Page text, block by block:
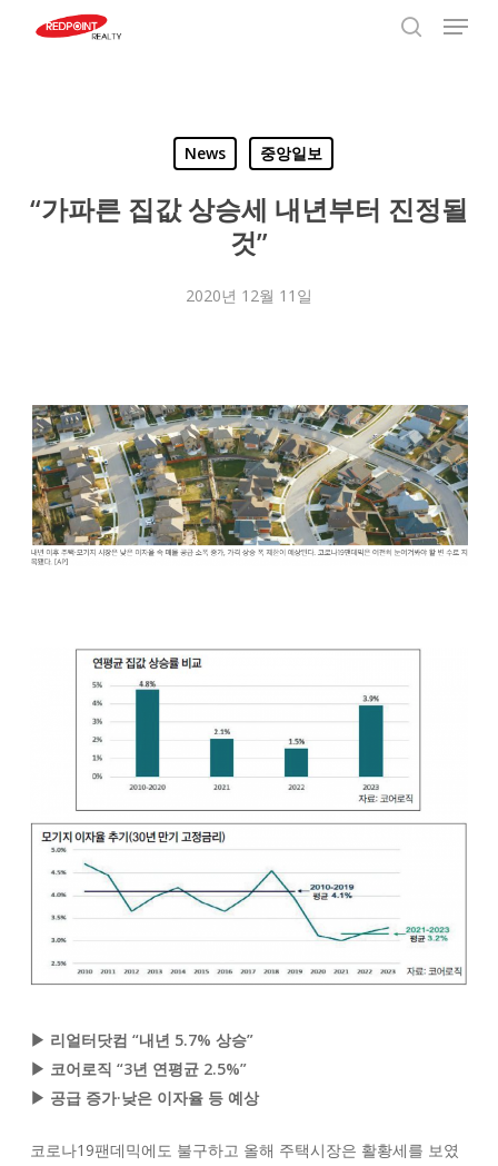
Menu
News 중앙일보
“가파른 집값 상승세 내년부터 진정될
것”
2020년 12월 11일
▶ 리얼터닷컴 “내년 5.7% 상승”
▶ 코어로직 “3년 연평균 2.5%”
▶ 공급 증가·낮은 이자율 등 예상
코로나19팬데믹에도 불구하고 올해 주택시장은 활황세를 보였